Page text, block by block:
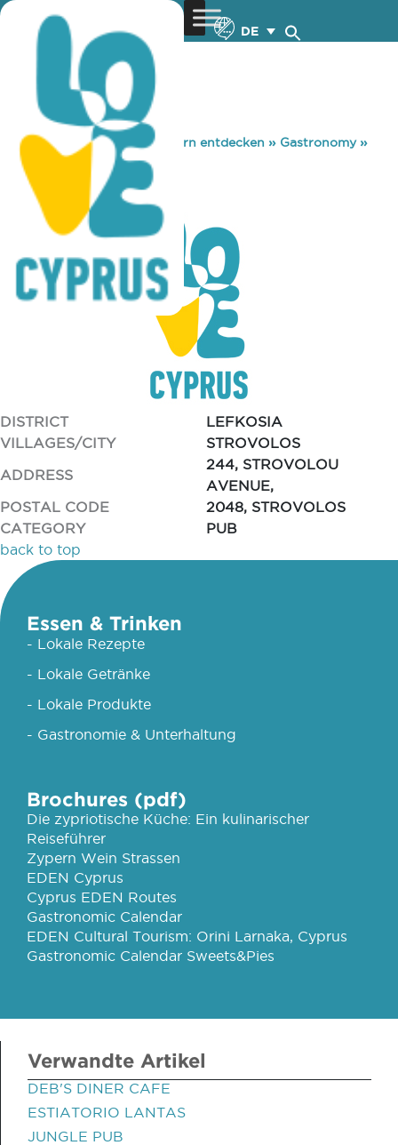
DE
You are here: Home »Zypern entdecken » Gastronomy»
CUBA PUB
CUBA PUB
DISTRICT
LEFKOSIA
VILLAGES/CITY
STROVOLOS
ADDRESS
244, STROVOLOU
AVENUE,
POSTAL CODE
2048, STROVOLOS
CATEGORY
PUB
back to top
Essen & Trinken
- Lokale Rezepte
- Lokale Getränke
- Lokale Produkte
- Gastronomie & Unterhaltung
Brochures (pdf)
Die zypriotische Küche: Ein kulinarischer
Reiseführer
Zypern Wein Strassen
EDEN Cyprus
Cyprus EDEN Routes
Gastronomic Calendar
EDEN Cultural Tourism: Orini Larnaka, Cyprus
Gastronomic Calendar Sweets&Pies
Verwandte Artikel
DEB'S DINER CAFE
ESTIATORIO LANTAS
JUNGLE PUB